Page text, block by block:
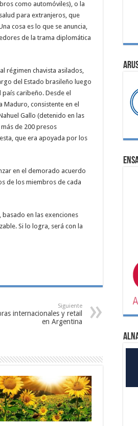
como automóviles), o la
para extranjeros, que
cosa es lo que se anuncia,
de la trama diplomática
régimen chavista asilados,
del Estado brasileño luego
caribeño. Desde el
Maduro, consistente en el
Gallo (detenido en las
de 200 presos
que era apoyada por los
en el demorado acuerdo
de los miembros de cada
en las exenciones
Si lo logra, será con la
Siguiente
internacionales y retail
en Argentina